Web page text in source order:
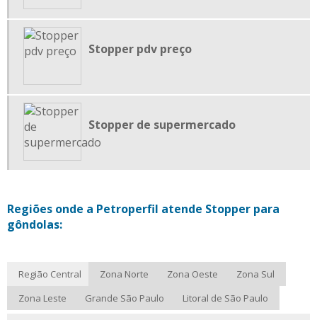
PORTA CARTAZ DUPLA FACE
PORTA CARTAZ SUPERMERCADO
PORTA ETIQUETA DUPLA FACE
PORTA ETIQUETA PARA PRATELEIRA DE VIDRO
PORTA ETIQUETA PVC
PORTA ETIQUETAS PARA LOJA
PORTA ETIQUETAS PARA PRATELEIRAS
PORTA ETIQUETAS PLÁSTICO
PORTA PREÇO GÔNDOLA
Stopper pdv preço
Stopper de supermercado
Regiões onde a Petroperfil atende Stopper para
gôndolas:
Região Central Zona Norte Zona Oeste
Zona Sul
Zona Leste
Grande São Paulo Litoral de São Paulo